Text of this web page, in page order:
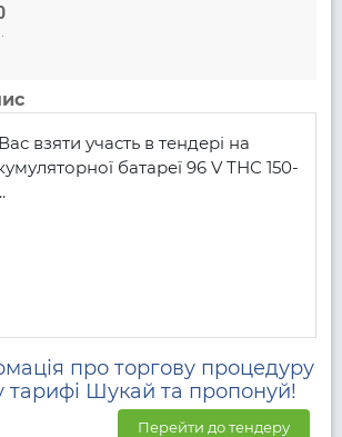
взяти участь в тендері на
батареї 96 V ТНС 150-
про торгову процедуру
тарифі Шукай та пропонуй!
Перейти до тендеру